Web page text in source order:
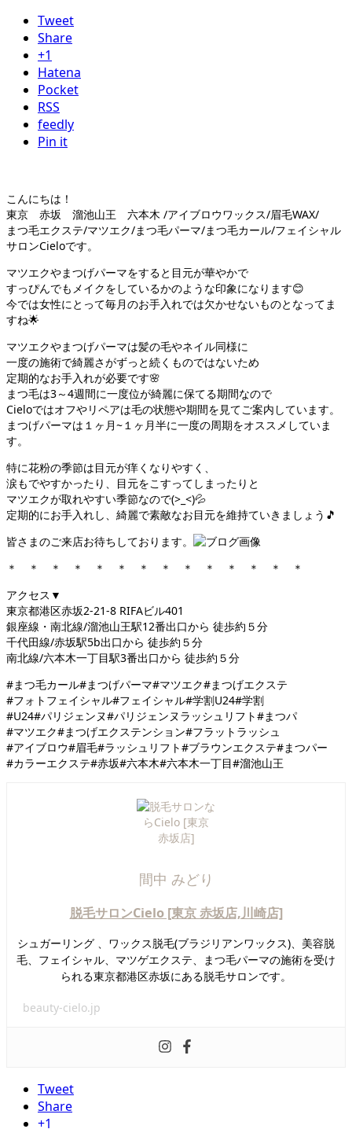
Tweet
Share
+1
Hatena
Pocket
RSS
feedly
Pin it
こんにちは！
東京 赤坂 溜池山王 六本木 /アイブロウワックス/眉毛WAX/
まつ毛エクステ/マツエク/まつ毛パーマ/まつ毛カール/フェイシャル
サロンCieloです。
マツエクやまつげパーマをすると目元が華やかで
すっぴんでもメイクをしているかのような印象になります😊
今では女性にとって毎月のお手入れでは欠かせないものとなってま
すね🌟
マツエクやまつげパーマは髪の毛やネイル同様に
一度の施術で綺麗さがずっと続くものではないため
定期的なお手入れが必要です🌸
まつ毛は3～4週間に一度位が綺麗に保てる期間なので
Cieloではオフやリペアは毛の状態や期間を見てご案内しています。
まつげパーマは１ヶ月~１ヶ月半に一度の周期をオススメしていま
す。
特に花粉の季節は目元が痒くなりやすく、
涙もでやすかったり、目元をこすってしまったりと
マツエクが取れやすい季節なので(>_<)💦
定期的にお手入れし、綺麗で素敵なお目元を維持ていきましょう🎵
皆さまのご来店お待ちしております。
＊ ＊ ＊ ＊ ＊ ＊ ＊ ＊ ＊ ＊ ＊ ＊ ＊ ＊
アクセス▼
東京都港区赤坂2-21-8 RIFAビル401
銀座線・南北線/溜池山王駅12番出口から 徒歩約５分
千代田線/赤坂駅5b出口から 徒歩約５分
南北線/六本木一丁目駅3番出口から 徒歩約５分
#まつ毛カール#まつげパーマ#マツエク#まつげエクステ
#フォトフェイシャル#フェイシャル#学割U24#学割
#U24#パリジェンヌ#パリジェンヌラッシュリフト#まつパ
#マツエク#まつげエクステンション#フラットラッシュ
#アイブロウ#眉毛#ラッシュリフト#ブラウンエクステ#まつパー
#カラーエクステ#赤坂#六本木#六本木一丁目#溜池山王
間中 みどり
脱毛サロンCielo [東京 赤坂店,川崎店]
シュガーリング 、ワックス脱毛(ブラジリアンワックス)、美容脱
毛、フェイシャル、マツゲエクステ、まつ毛パーマの施術を受け
られる東京都港区赤坂にある脱毛サロンです。
beauty-cielo.jp
Tweet
Share
+1